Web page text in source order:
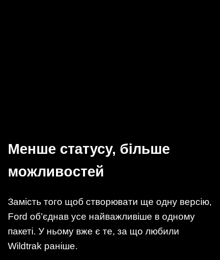
Менше статусу, більше
можливостей
Замість того щоб створювати ще одну версію,
Ford об’єднав усе найважливіше в одному
пакеті. У ньому вже є те, за що любили
Wildtrak раніше.